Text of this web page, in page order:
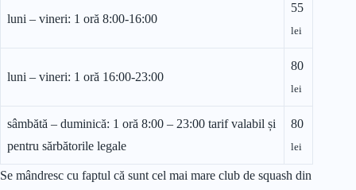
luni – vineri: 1 oră 8:00-16:00
55
lei
luni – vineri: 1 oră 16:00-23:00
80
lei
sâmbătă – duminică: 1 oră 8:00 – 23:00 tarif valabil și
pentru sărbătorile legale
80
lei
Se mândresc cu faptul că sunt cel mai mare club de squash din